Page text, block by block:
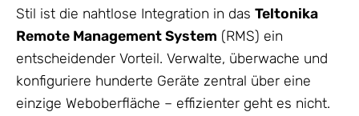
Stil ist die nahtlose Integration in das Teltonika
Remote Management System (RMS) ein
entscheidender Vorteil. Verwalte, überwache und
konfiguriere hunderte Geräte zentral über eine
einzige Weboberfläche – effizienter geht es nicht.